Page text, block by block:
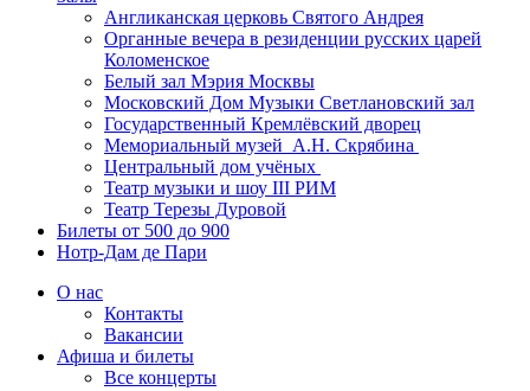
Англиканская церковь Святого Андрея
Органные вечера в резиденции русских царей
Коломенское
Белый зал Мэрия Москвы
Московский Дом Музыки Светлановский зал
Государственный Кремлёвский дворец
Мемориальный музей А.Н. Скрябина
Центральный дом учёных
Театр музыки и шоу III РИМ
Театр Терезы Дуровой
Билеты от 500 до 900
Нотр-Дам де Пари
О нас
Контакты
Вакансии
Афиша и билеты
Все концерты